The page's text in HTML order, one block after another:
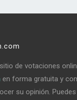
de votaciones
en forma gratuita y
su opinión.